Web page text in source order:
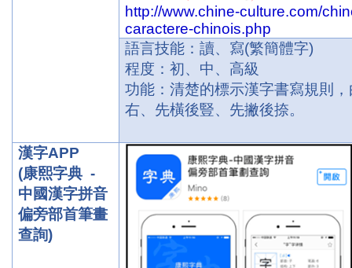
http://www.chine-culture.com/
caractere-chinois.php
語言技能：讀、寫(繁簡體字)
程度：初、中、高級
功能：清楚的標示漢字書寫規則
右、先橫後豎、先撇後捺。
漢字APP
(康熙字典 -
中國漢字拼音
偏旁部首筆畫
查詢)